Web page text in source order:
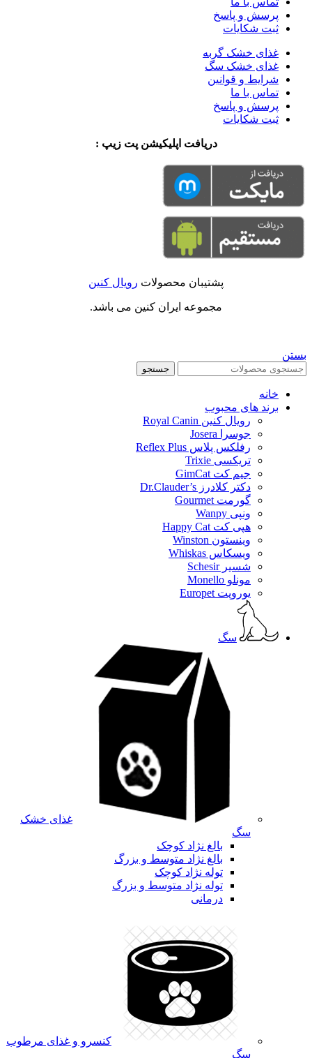
پرسش و پاسخ
ثبت شکایات
غذای خشک گربه
غذای خشک سگ
شرایط و قوانین
تماس با ما
پرسش و پاسخ
ثبت شکایات
دریافت اپلیکیشن پت زیپ :
پشتیبان محصولات رویال کنین
مجموعه ایران کنین می باشد.
بستن
جستجو
خانه
برند های محبوب
رویال کنین Royal Canin
جوسرا Josera
رفلکس پلاس Reflex Plus
تریکسی Trixie
جیم کت GimCat
دکتر کلادرز Dr.Clauder’s
گورمت Gourmet
ونپی Wanpy
هپی کت Happy Cat
وینستون Winston
ویسکاس Whiskas
شسیر Schesir
مونلو Monello
یوروپت Europet
سگ
غذای خشک
سگ
بالغ نژاد کوچک
بالغ نژاد متوسط و بزرگ
توله نژاد کوچک
توله نژاد متوسط و بزرگ
درمانی
کنسرو و غذای مرطوب
سگ